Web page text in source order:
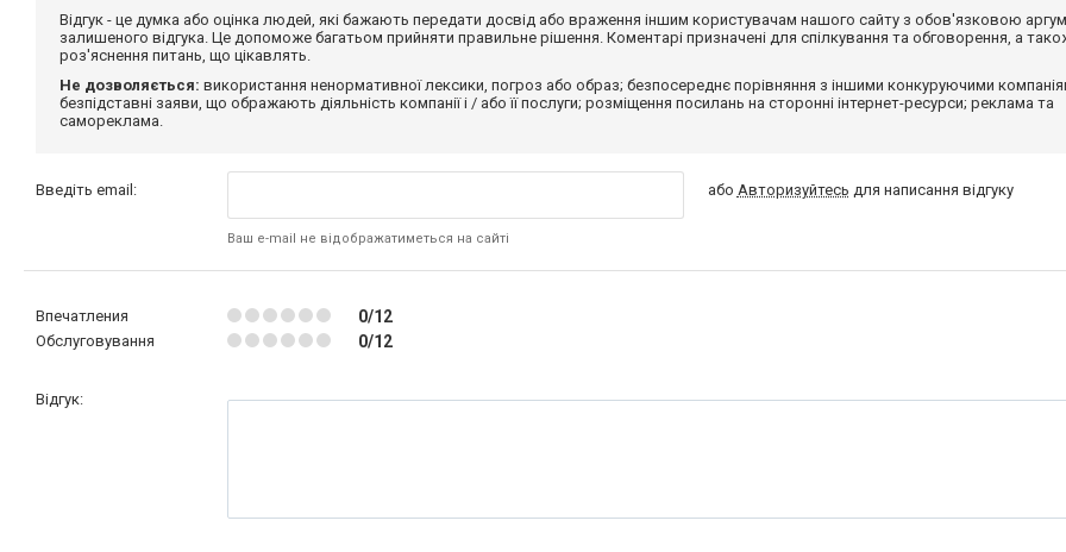
Відгук - це думка або оцінка людей, які бажають передати досвід або враження іншим користувачам нашого сайту з обов'язковою
залишеного відгука. Це допоможе багатьом прийняти правильне рішення. Коментарі призначені для спілкування та обговорення, а
роз'яснення питань, що цікавлять.
Не дозволяється: використання ненормативної лексики, погроз або образ; безпосереднє порівняння з іншими конкуруючими
безпідставні заяви, що ображають діяльність компанії і / або її послуги; розміщення посилань на сторонні інтернет-ресурси; реклама та
самореклама.
Введіть email:
Ваш e-mail не відображатиметься на сайті
або Авторизуйтесь для написання відгуку
Впечатления 0/12
Обслуговування 0/12
Відгук: